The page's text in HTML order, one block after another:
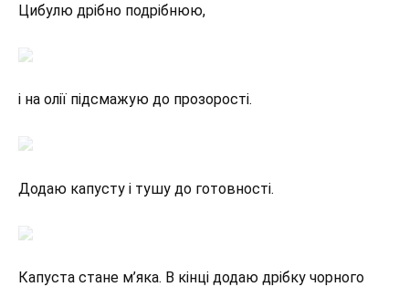
Цибулю дрібно подрібнюю,
і на олії підсмажую до прозорості.
Додаю капусту і тушу до готовності.
Капуста стане м’яка. В кінці додаю дрібку чорного